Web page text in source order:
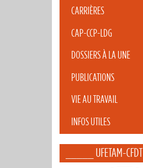
CARRIÈRES
CAP-CCP-LDG
DOSSIERS À LA UNE
PUBLICATIONS
VIE AU TRAVAIL
INFOS UTILES
_____ UFETAM-CFDT